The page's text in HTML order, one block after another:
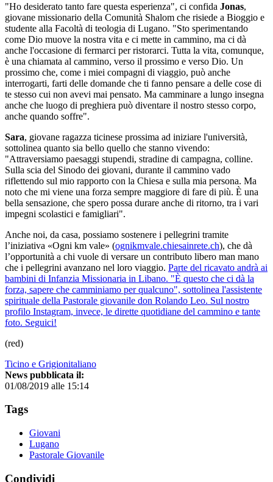
"Ho desiderato tanto fare questa esperienza", ci confida Jonas,
giovane missionario della Comunità Shalom che risiede a Bioggio e
studente alla Facoltà di teologia di Lugano. "Sto sperimentando
come Dio muove la nostra vita e ci mette in cammino, ma ci dà
anche l'occasione di fermarci per ristorarci. Tutta la vita, comunque,
è una chiamata al cammino, verso il prossimo e verso Dio. Un
prossimo che, come i miei compagni di viaggio, può anche
interrogarti, farti delle domande che ti fanno pensare a delle cose di
te stesso cui non avevi mai pensato. Ma camminare a lungo insegna
anche che luogo di preghiera può diventare il nostro stesso corpo,
anche quando soffre".
Sara, giovane ragazza ticinese prossima ad iniziare l'università,
sottolinea quanto sia bello quello che stanno vivendo:
"Attraversiamo paesaggi stupendi, stradine di campagna, colline.
Sulla scia del Sinodo dei giovani, durante il cammino vado
riflettendo sul mio rapporto con la Chiesa e sulla mia persona. Ma
noto che mi viene una forza sempre maggiore di fare di più. È una
bella sensazione, che spero possa durare anche di ritorno, tra i vari
impegni scolastici e famigliari".
Anche noi, da casa, possiamo sostenere i pellegrini tramite
l’iniziativa «Ogni km vale» (ognikmvale.chiesainrete.ch), che dà
l’opportunità a chi vuole di versare un contributo libero man mano
che i pellegrini avanzano nel loro viaggio. Parte del ricavato andrà ai
bambini di Infanzia Missionaria in Libano. "È questo che ci dà la
forza, sapere che camminiamo per qualcuno", sottolinea l'assistente
spirituale della Pastorale giovanile don Rolando Leo. Sul nostro
profilo Instagram, invece, le dirette quotidiane del cammino e tante
foto. Seguici!
(red)
Ticino e Grigionitaliano
News pubblicata il:
01/08/2019 alle 15:14
Tags
Giovani
Lugano
Pastorale Giovanile
Condividi